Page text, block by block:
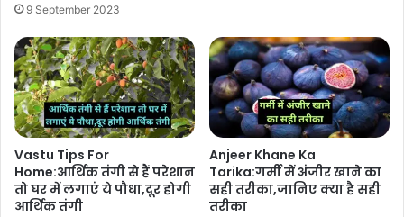
9 September 2023
Vastu Tips For
Home:आर्थिक तंगी से हैं परेशान
तो घर में लगाएं ये पौधा,दूर होगी
आर्थिक तंगी
Anjeer Khane Ka
Tarika:गर्मी में अंजीर खाने का
सही तरीका,जानिए क्या है सही
तरीका